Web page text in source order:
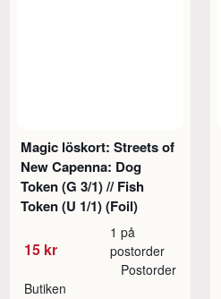
Magic löskort: Streets of
New Capenna: Dog
Token (G 3/1) // Fish
Token (U 1/1) (Foil)
15 kr
1 på
postorder
Butiken
Postorder